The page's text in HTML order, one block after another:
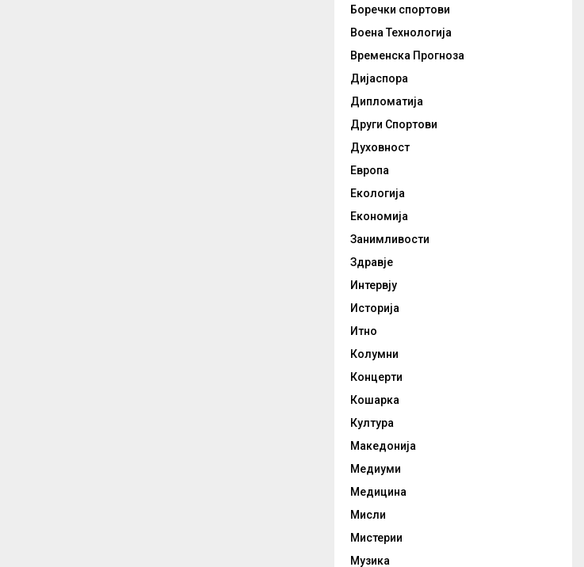
Боречки спортови
Воена Технологија
Временска Прогноза
Дијаспора
Дипломатија
Други Спортови
Духовност
Европа
Екологија
Економија
Занимливости
Здравје
Интервју
Историја
Итно
Колумни
Концерти
Кошарка
Култура
Македонија
Медиуми
Медицина
Мисли
Мистерии
Музика